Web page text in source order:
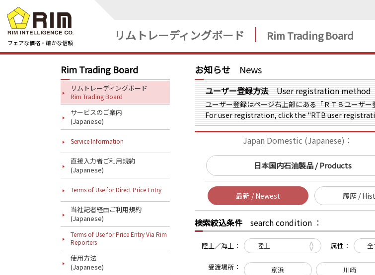
フェアな価格・確かな信頼
リムトレーディングボード Rim Trading Board
Rim Trading Board
リムトレーディングボード
Rim Trading Board
サービスのご案内
(Japanese)
Service Information
直接入力者ご利用規約
(Japanese)
Terms of Use for Direct Price Entry
当社記者経由ご利用規約
(Japanese)
Terms of Use for Price Entry Via Rim
Reporters
使用方法
(Japanese)
お知らせ News
ユーザー登録方法 User registration method
ユーザー登録はページ右上部にある「ＲＴＢユーザー
For user registration, click the "RTB user
Japan Domestic (Japanese)：
日本国内石油製品 / Products
最新 / Newest 履歴 /
検索絞込条件 search condition ：
陸上／海上： 属性：
受渡場所： 京浜 川崎